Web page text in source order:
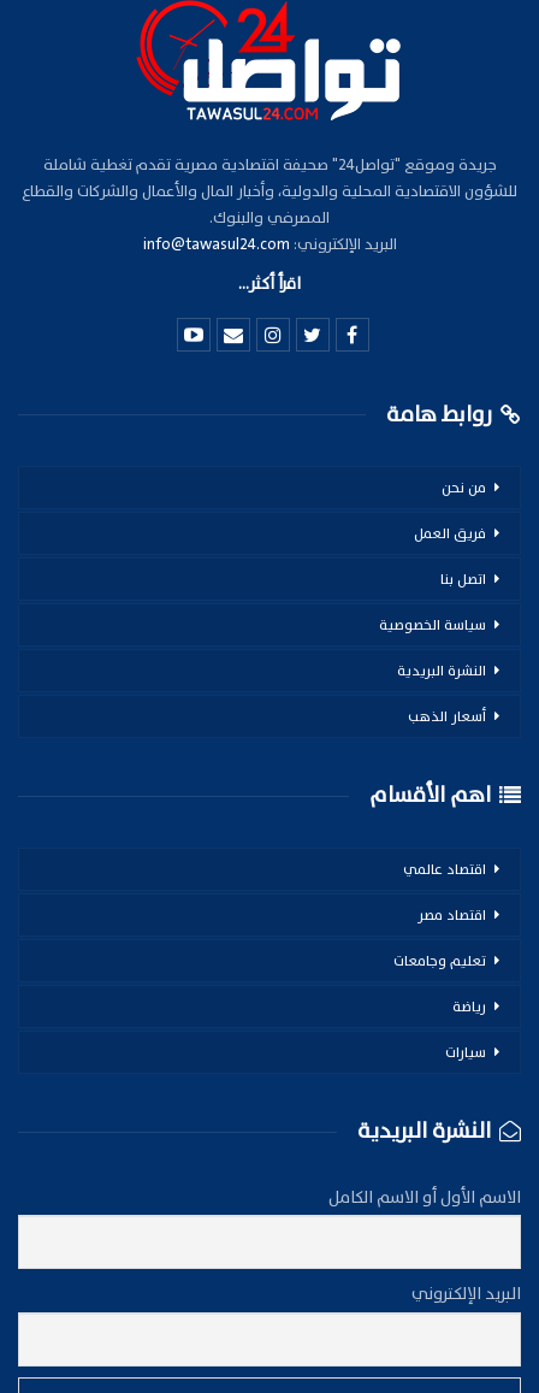
جريدة وموقع "تواصل24" صحيفة اقتصادية مصرية تقدم تغطية شاملة
للشؤون الاقتصادية المحلية والدولية، وأخبار المال والأعمال والشركات والقطاع
المصرفي والبنوك.
البريد الإلكتروني: info@tawasul24.com
اقرأ أكثر...
روابط هامة
من نحن
فريق العمل
اتصل بنا
سياسة الخصوصية
النشرة البريدية
أسعار الذهب
اهم الأقسام
اقتصاد عالمي
اقتصاد مصر
تعليم وجامعات
رياضة
سيارات
النشرة البريدية
الاسم الأول أو الاسم الكامل
البريد الإلكتروني